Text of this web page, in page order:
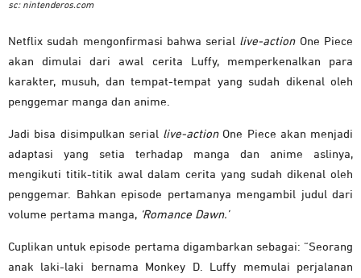
sc: nintenderos.com
Netflix sudah mengonfirmasi bahwa serial live-actionOne Piece
akan dimulai dari awal cerita Luffy, memperkenalkan para
karakter, musuh, dan tempat-tempat yang sudah dikenal oleh
penggemar manga dan anime.
Jadi bisa disimpulkan serial live-actionOne Piece akan menjadi
adaptasi yang setia terhadap manga dan anime aslinya,
mengikuti titik-titik awal dalam cerita yang sudah dikenal oleh
penggemar. Bahkan episode pertamanya mengambil judul dari
volume pertama manga, ‘Romance Dawn.’
Cuplikan untuk episode pertama digambarkan sebagai: “Seorang
anak laki-laki bernama Monkey D. Luffy memulai perjalanan